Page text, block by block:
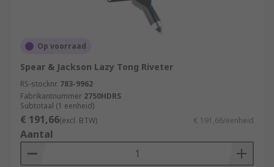
Op voorraad
Spear & Jackson Lazy Tong Riveter
RS-stocknr. 783-9962
Fabrikantnummer 2750HDRS
Subtotaal (1 eenheid)
€ 191,66(excl. BTW) € 191,66/eenheid
Aantal